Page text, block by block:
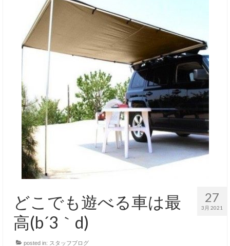
M’sCollectionパーツ一覧
エムズオート
M’sCollection
エムズオートとは
サービス・保証
買取のご案内
店舗情報
店舗情報
トップメッセージ
スタッフ紹介
27
3月 2021
どこでも遊べる車は最
高(b´3｀d)
posted in: スタッフブログ